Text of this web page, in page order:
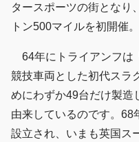
タースポーツの街となり
トン500マイルを初開催。
64年にトライアンフは
競技車両とした初代スラ
めにわずか49台だけ製造
由来しているのです。68
設立され、いまも英国ス